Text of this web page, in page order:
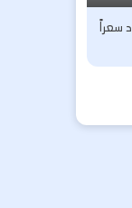
سعراً